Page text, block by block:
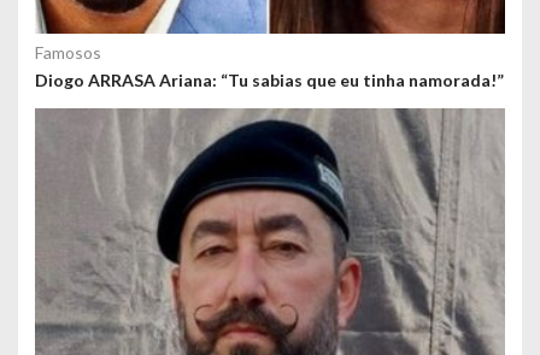
Famosos
Diogo ARRASA Ariana: “Tu sabias que eu tinha namorada!”